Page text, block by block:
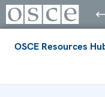
OSCE Resources